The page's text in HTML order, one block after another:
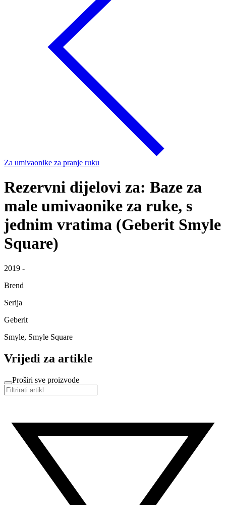
Za umivaonike za pranje ruku
Rezervni dijelovi za: Baze za
male umivaonike za ruke, s
jednim vratima (Geberit Smyle
Square)
2019 -
Brend
Serija
Geberit
Smyle, Smyle Square
Vrijedi za artikle
Proširi sve proizvode